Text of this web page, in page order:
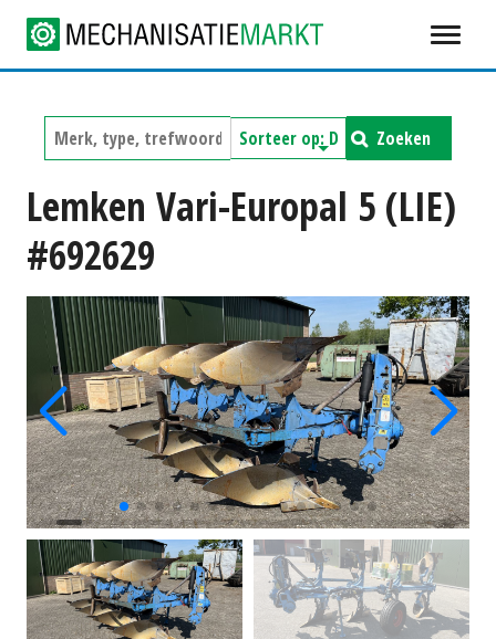
Zoeken
Lemken Vari-Europal 5 (LIE)
#692629